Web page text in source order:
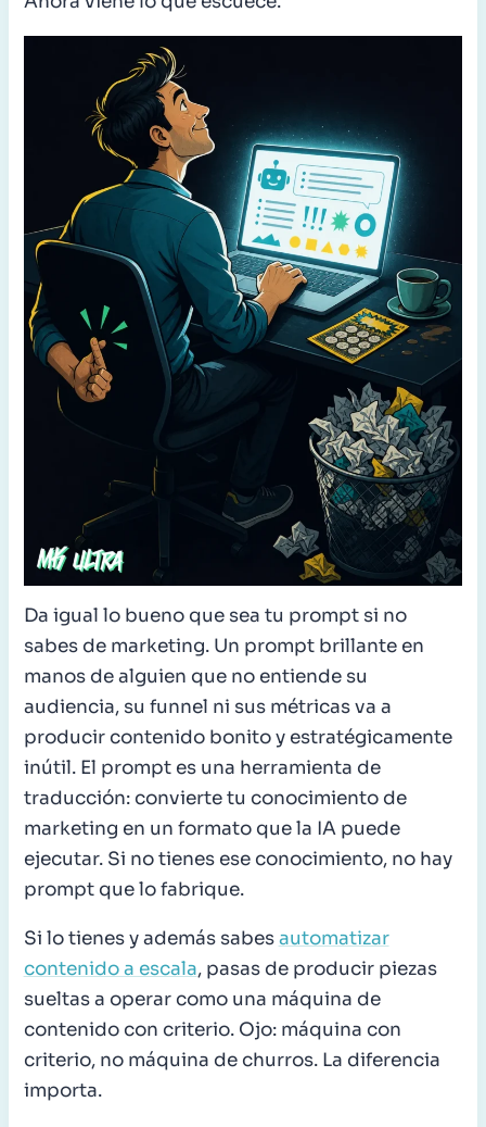
Da igual lo bueno que sea tu prompt si no
sabes de marketing. Un prompt brillante en
manos de alguien que no entiende su
audiencia, su funnel ni sus métricas va a
producir contenido bonito y estratégicamente
inútil. El prompt es una herramienta de
traducción: convierte tu conocimiento de
marketing en un formato que la IA puede
ejecutar. Si no tienes ese conocimiento, no hay
prompt que lo fabrique.
Si lo tienes y además sabesautomatizar
contenido a escala, pasas de producir piezas
sueltas a operar como una máquina de
contenido con criterio. Ojo: máquina con
criterio, no máquina de churros. La diferencia
importa.